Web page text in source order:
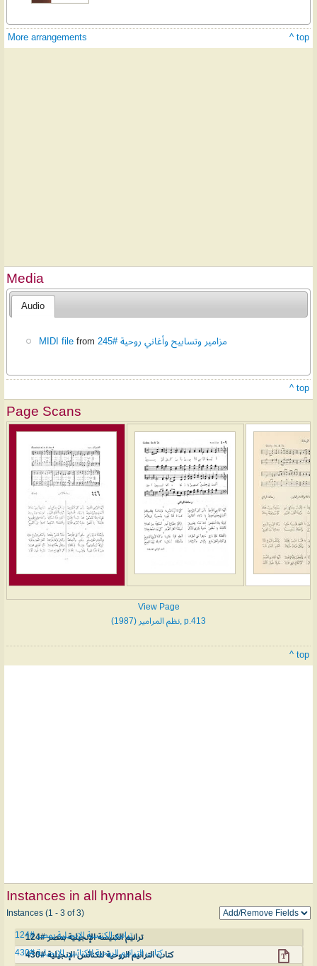
More arrangements ^ top
Media
Audio
MIDI file from مزامير وتسابيح وأغاني روحية #245
^ top
Page Scans
View Page
نظم المرامير (1987), p.413
^ top
Instances in all hymnals
Instances (1 - 3 of 3)
ترانيم الكنيسة الإنجيلية بمصر #124
ترانيم الكنيسة الإنجيلية بمصر #124
كتاب الترانيم الروحية للكنائس الإنجيلية #430
كتاب الترانيم الروحية للكنائس الإنجيلية #430